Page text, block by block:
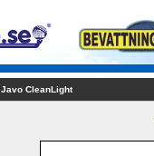
Javo CleanLight